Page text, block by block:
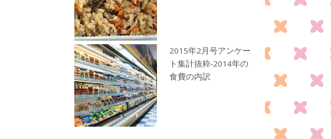
2015年2月号アンケー
ト集計抜粋-2014年の
食費の内訳